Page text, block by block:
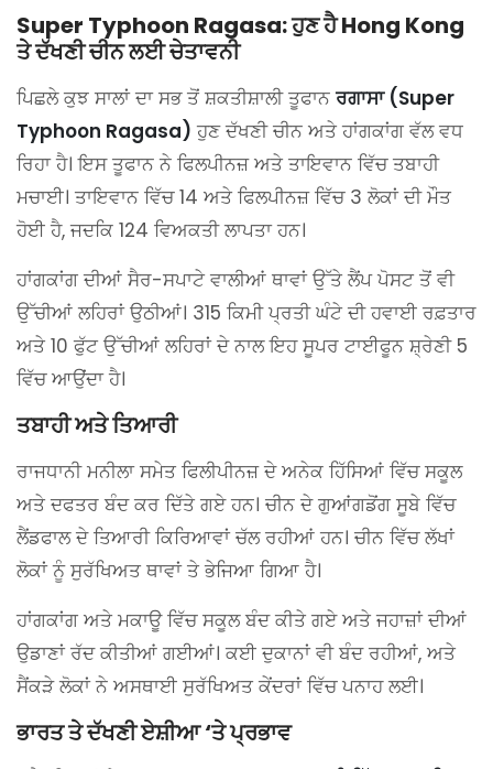
Super Typhoon Ragasa: ਹੁਣ ਹੈ Hong Kong
ਤੇ ਦੱਖਣੀ ਚੀਨ ਲਈ ਚੇਤਾਵਨੀ
ਪਿਛਲੇ ਕੁਝ ਸਾਲਾਂ ਦਾ ਸਭ ਤੋਂ ਸ਼ਕਤੀਸ਼ਾਲੀ ਤੂਫਾਨਰਗਾਸਾ (Super
Typhoon Ragasa) ਹੁਣ ਦੱਖਣੀ ਚੀਨ ਅਤੇ ਹਾਂਗਕਾਂਗ ਵੱਲ ਵਧ
ਰਿਹਾ ਹੈ। ਇਸ ਤੂਫਾਨ ਨੇ ਫਿਲਪੀਨਜ਼ ਅਤੇ ਤਾਇਵਾਨ ਵਿੱਚ ਤਬਾਹੀ
ਮਚਾਈ। ਤਾਇਵਾਨ ਵਿੱਚ 14 ਅਤੇ ਫਿਲਪੀਨਜ਼ ਵਿੱਚ 3 ਲੋਕਾਂ ਦੀ ਮੌਤ
ਹੋਈ ਹੈ, ਜਦਕਿ 124 ਵਿਅਕਤੀ ਲਾਪਤਾ ਹਨ।
ਹਾਂਗਕਾਂਗ ਦੀਆਂ ਸੈਰ-ਸਪਾਟੇ ਵਾਲੀਆਂ ਥਾਵਾਂ ਉੱਤੇ ਲੈਂਪ ਪੋਸਟ ਤੋਂ ਵੀ
ਉੱਚੀਆਂ ਲਹਿਰਾਂ ਉਠੀਆਂ। 315 ਕਿਮੀ ਪ੍ਰਤੀ ਘੰਟੇ ਦੀ ਹਵਾਈ ਰਫ਼ਤਾਰ
ਅਤੇ 10 ਫੁੱਟ ਉੱਚੀਆਂ ਲਹਿਰਾਂ ਦੇ ਨਾਲ ਇਹ ਸੂਪਰ ਟਾਈਫੂਨ ਸ਼੍ਰੇਣੀ 5
ਵਿੱਚ ਆਉਂਦਾ ਹੈ।
ਤਬਾਹੀ ਅਤੇ ਤਿਆਰੀ
ਰਾਜਧਾਨੀ ਮਨੀਲਾ ਸਮੇਤ ਫਿਲੀਪੀਨਜ਼ ਦੇ ਅਨੇਕ ਹਿੱਸਿਆਂ ਵਿੱਚ ਸਕੂਲ
ਅਤੇ ਦਫਤਰ ਬੰਦ ਕਰ ਦਿੱਤੇ ਗਏ ਹਨ। ਚੀਨ ਦੇ ਗੁਆਂਗਡੋਂਗ ਸੂਬੇ ਵਿੱਚ
ਲੈਂਡਫਾਲ ਦੇ ਤਿਆਰੀ ਕਿਰਿਆਵਾਂ ਚੱਲ ਰਹੀਆਂ ਹਨ। ਚੀਨ ਵਿੱਚ ਲੱਖਾਂ
ਲੋਕਾਂ ਨੂੰ ਸੁਰੱਖਿਅਤ ਥਾਵਾਂ ਤੇ ਭੇਜਿਆ ਗਿਆ ਹੈ।
ਹਾਂਗਕਾਂਗ ਅਤੇ ਮਕਾਊ ਵਿੱਚ ਸਕੂਲ ਬੰਦ ਕੀਤੇ ਗਏ ਅਤੇ ਜਹਾਜ਼ਾਂ ਦੀਆਂ
ਉਡਾਣਾਂ ਰੱਦ ਕੀਤੀਆਂ ਗਈਆਂ। ਕਈ ਦੁਕਾਨਾਂ ਵੀ ਬੰਦ ਰਹੀਆਂ, ਅਤੇ
ਸੈਂਕੜੇ ਲੋਕਾਂ ਨੇ ਅਸਥਾਈ ਸੁਰੱਖਿਅਤ ਕੇਂਦਰਾਂ ਵਿੱਚ ਪਨਾਹ ਲਈ।
ਭਾਰਤ ਤੇ ਦੱਖਣੀ ਏਸ਼ੀਆ ‘ਤੇ ਪ੍ਰਭਾਵ